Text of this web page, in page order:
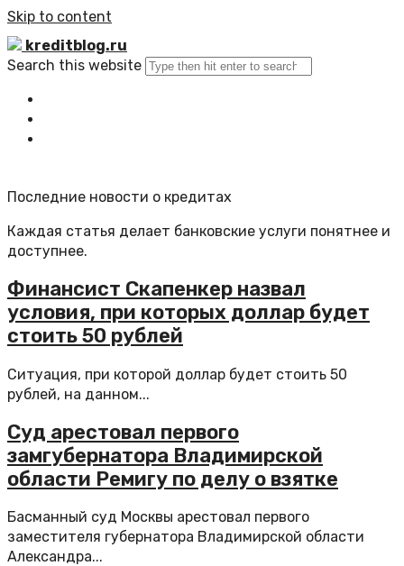
Skip to content
kreditblog.ru
Search this website
Последние новости о кредитах
Каждая статья делает банковские услуги понятнее и
доступнее.
Финансист Скапенкер назвал
условия, при которых доллар будет
стоить 50 рублей
Ситуация, при которой доллар будет стоить 50
рублей, на данном...
Суд арестовал первого
замгубернатора Владимирской
области Ремигу по делу о взятке
Басманный суд Москвы арестовал первого
заместителя губернатора Владимирской области
Александра...